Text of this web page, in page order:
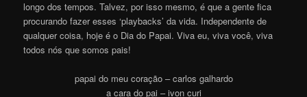
longo dos tempos. Talvez, por isso mesmo, é que a gente fica
procurando fazer esses ‘playbacks’ da vida. Independente de
qualquer coisa, hoje é o Dia do Papai. Viva eu, viva você, viva
todos nós que somos pais!
papai do meu coração – carlos galhardo
a cara do pai – ivon curi